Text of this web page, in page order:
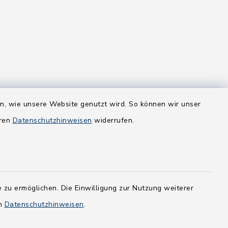
wie unsere Website genutzt wird. So können wir unser
Datenschutzhinweisen widerrufen.
ermöglichen. Die Einwilligung zur Nutzung weiterer
Datenschutzhinweisen.